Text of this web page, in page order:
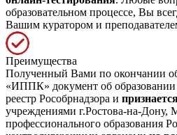
образовательном процессе, Вы
Вашим куратором и
Преимущества
Полученный Вами по окончании
«ИППК» документ об образовании
реестр Рособрнадзора и
учреждениями г.Ростова-на-Дону,
профессионального образования